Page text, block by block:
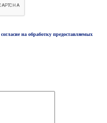
согласие на обработку предоставляемых